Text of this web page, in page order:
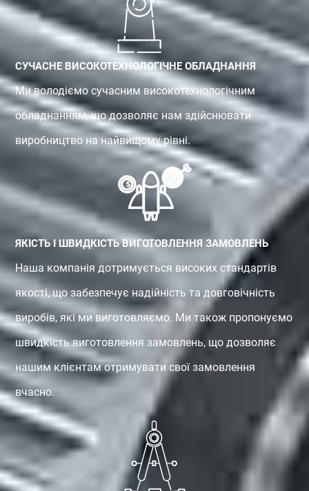
СУЧАСНЕ ВИСОКОТЕХНОЛОГІЧНЕ ОБЛАДНАННЯ
Ми володіємо сучасним високотехнологічним
обладнанням, що дозволяє нам здійснювати
виробництво на найвищому рівні.
ЯКІСТЬ І ШВИДКІСТЬ ВИГОТОВЛЕННЯ ЗАМОВЛЕНЬ
Наша компанія дотримується високих стандартів
якості, що забезпечує надійність та довговічність
виробів, які ми виготовляємо. Ми також пропонуємо
швидкість виготовлення замовлень, що дозволяє
нашим клієнтам отримувати свої замовлення
вчасно.